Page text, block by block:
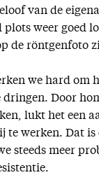
van de
weer goed
de röntgenfoto
we hard om
Door
lukt het een
te werken. Dat is
steeds meer